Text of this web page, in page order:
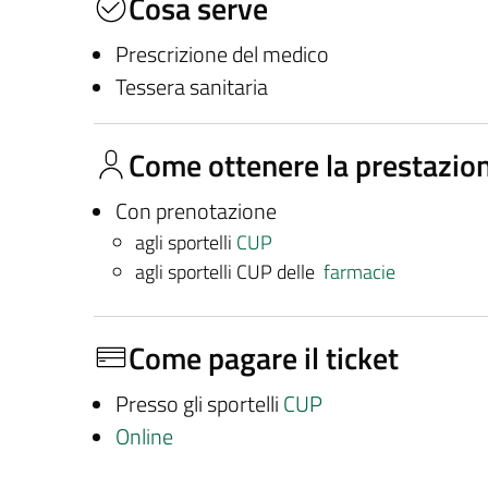
Prescrizione del medico
Tessera sanitaria
Come ottenere la
Con prenotazione
agli sportelli CUP
agli sportelli CUP delle farmacie
Come pagare il ticket
Presso gli sportelli CUP
Online